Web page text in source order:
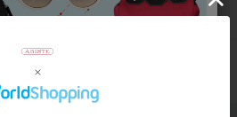
おすすめアイテム